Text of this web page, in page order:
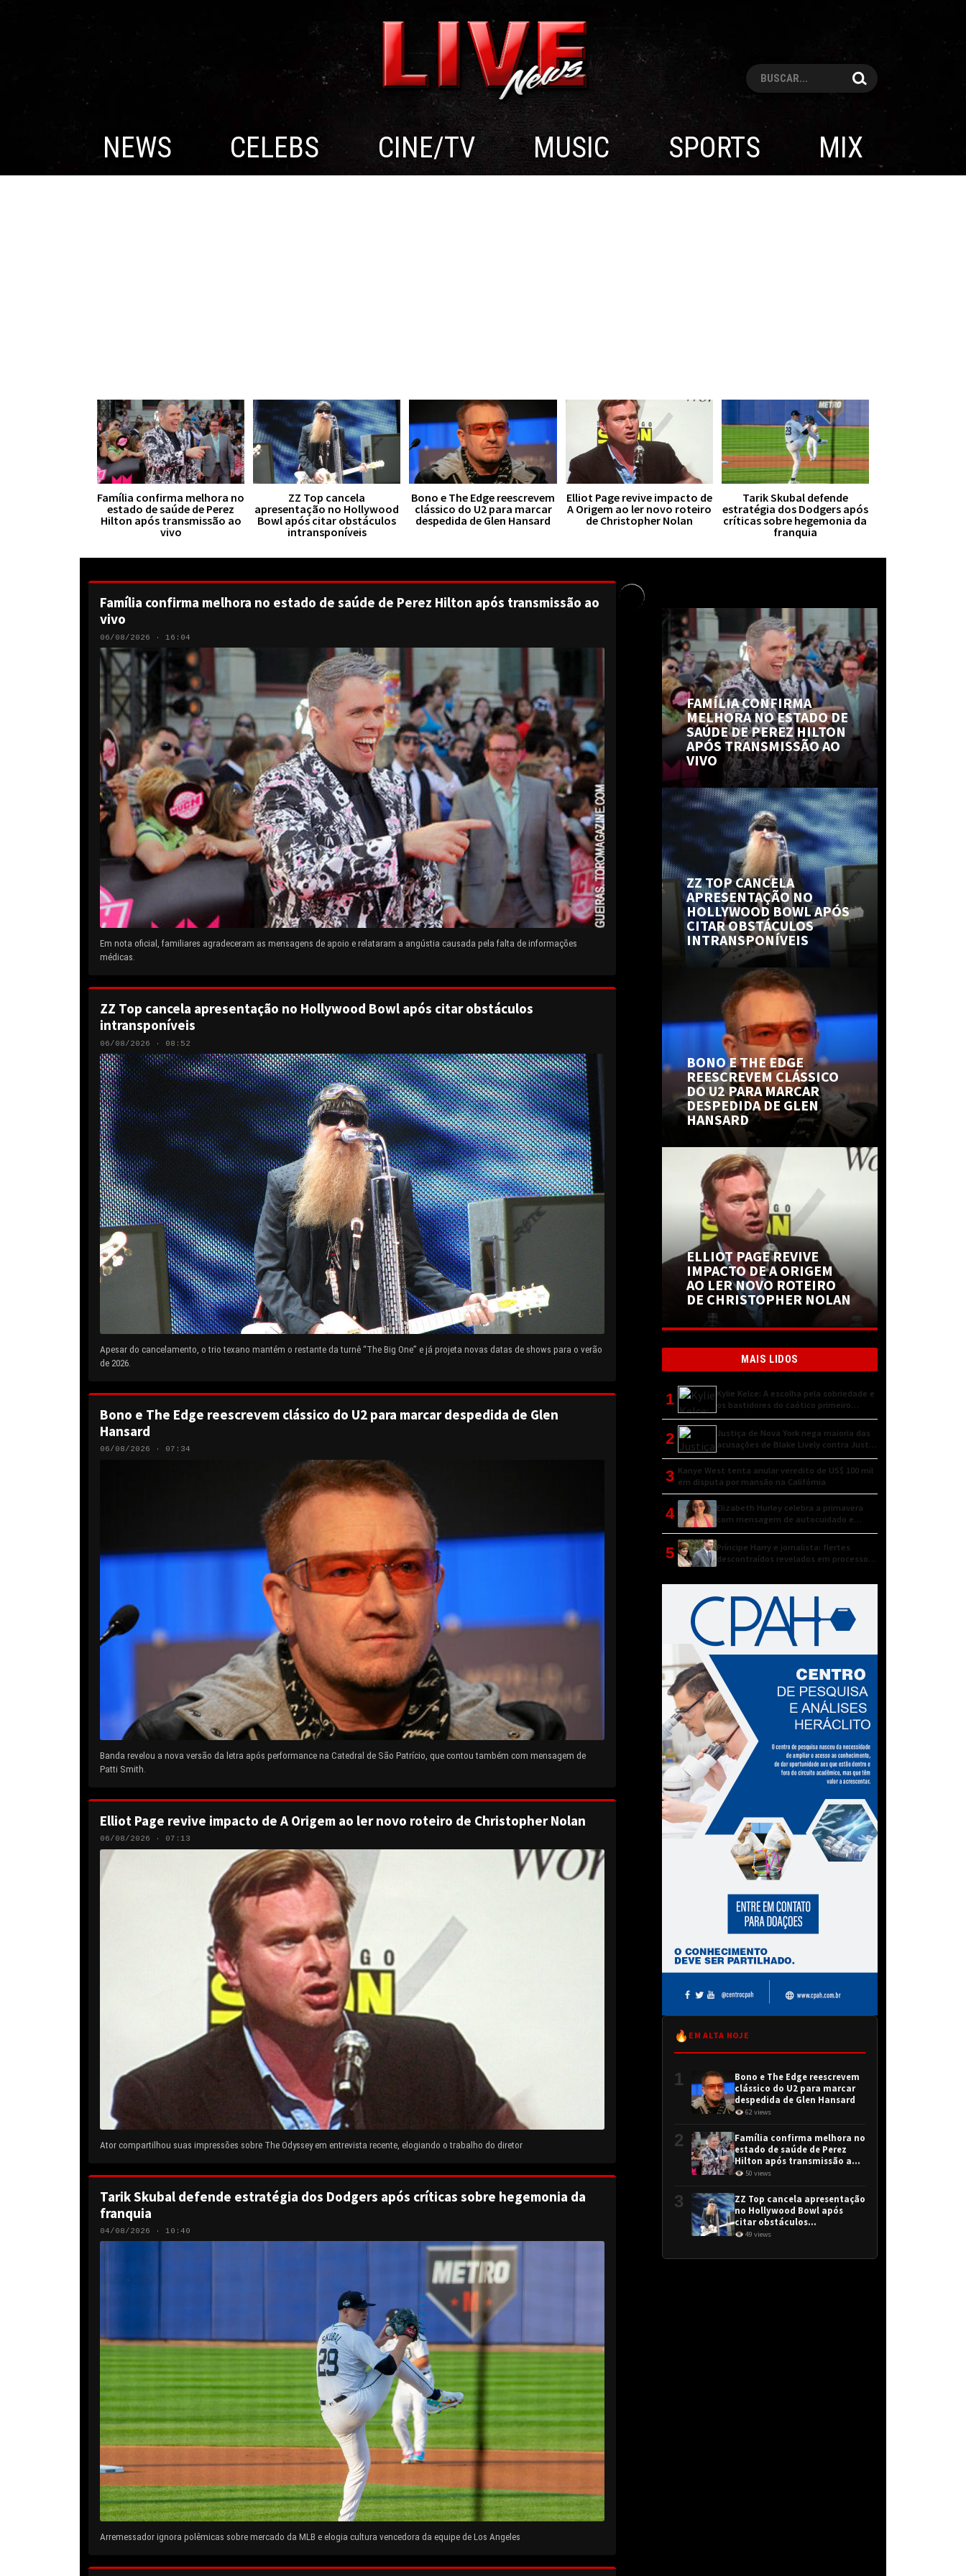
Pesquisar
NEWS CELEBS CINE/TV MUSIC SPORTS MIX
Família confirma melhora no
estado de saúde de Perez
Hilton após transmissão ao
vivo
ZZ Top cancela
apresentação no Hollywood
Bowl após citar obstáculos
intransponíveis
Bono e The Edge reescrevem
clássico do U2 para marcar
despedida de Glen Hansard
Elliot Page revive impacto de
A Origem ao ler novo roteiro
de Christopher Nolan
Tarik Skubal defende
estratégia dos Dodgers após
críticas sobre hegemonia da
franquia
Família confirma melhora no estado de saúde de Perez Hilton após transmissão ao
vivo
06/08/2026 · 16:04
Em nota oficial, familiares agradeceram as mensagens de apoio e relataram a angústia causada pela falta de informações
médicas.
ZZ Top cancela apresentação no Hollywood Bowl após citar obstáculos
intransponíveis
06/08/2026 · 08:52
Apesar do cancelamento, o trio texano mantém o restante da turnê “The Big One” e já projeta novas datas de shows para o verão
de 2026.
Bono e The Edge reescrevem clássico do U2 para marcar despedida de Glen
Hansard
06/08/2026 · 07:34
Banda revelou a nova versão da letra após performance na Catedral de São Patrício, que contou também com mensagem de
Patti Smith.
Elliot Page revive impacto de A Origem ao ler novo roteiro de Christopher Nolan
06/08/2026 · 07:13
Ator compartilhou suas impressões sobre The Odyssey em entrevista recente, elogiando o trabalho do diretor
Tarik Skubal defende estratégia dos Dodgers após críticas sobre hegemonia da
franquia
04/08/2026 · 10:40
Arremessador ignora polêmicas sobre mercado da MLB e elogia cultura vencedora da equipe de Los Angeles
FAMÍLIA CONFIRMA
MELHORA NO ESTADO DE
SAÚDE DE PEREZ HILTON
APÓS TRANSMISSÃO AO
VIVO
ZZ TOP CANCELA
APRESENTAÇÃO NO
HOLLYWOOD BOWL APÓS
CITAR OBSTÁCULOS
INTRANSPONÍVEIS
BONO E THE EDGE
REESCREVEM CLÁSSICO
DO U2 PARA MARCAR
DESPEDIDA DE GLEN
HANSARD
ELLIOT PAGE REVIVE
IMPACTO DE A ORIGEM
AO LER NOVO ROTEIRO
DE CHRISTOPHER NOLAN
MAIS LIDOS
1
Kylie Kelce: A escolha pela sobriedade e
os bastidores do caótico primeiro
encontro
2
Justiça de Nova York nega maioria das
acusações de Blake Lively contra Justin
Baldoni
3 Kanye West tenta anular veredito de US$ 100 mil
em disputa por mansão na Califórnia
4
Elizabeth Hurley celebra a primavera
com mensagem de autocuidado e
conexão natural
5
Príncipe Harry e jornalista: flertes
descontraídos revelados em processo
🔥 EM ALTA HOJE
1
Bono e The Edge reescrevem
clássico do U2 para marcar
despedida de Glen Hansard
👁 62 views
2
Família confirma melhora no
estado de saúde de Perez
Hilton após transmissão ao
vivo
👁 50 views
3
ZZ Top cancela apresentação
no Hollywood Bowl após
citar obstáculos
intransponíveis
👁 49 views